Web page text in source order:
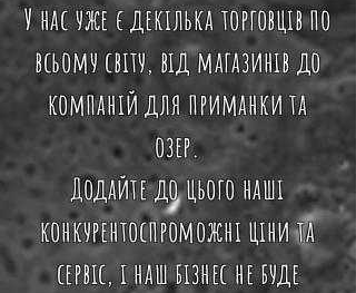
У нас уже є декілька торговців по
всьому світу, від магазинів до
компаній для приманки та
озер.
Додайте до цього наші
конкурентоспроможні ціни та
сервіс, і наш бізнес не буде